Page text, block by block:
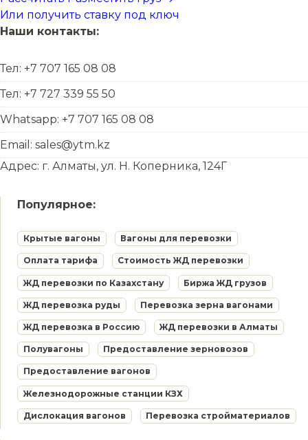
Или получить ставку под ключ
Наши контакты:
Тел: +7 707 165 08 08
Тел: +7 727 339 55 50
Whatsapp: +7 707 165 08 08
Email: sales@ytm.kz
Адрес: г. Алматы, ул. Н. Коперника, 124Г
Популярное:
Крытые вагоны Вагоны для перевозки
Оплата тарифа Стоимость ЖД перевозки
ЖД перевозки по Казахстану Биржа ЖД грузов
ЖД перевозка руды Перевозка зерна вагонами
ЖД перевозка в Россию ЖД перевозки в Алматы
Полувагоны Предоставление зерновозов
Предоставление вагонов
Железнодорожные станции КЗХ
Дислокация вагонов Перевозка стройматериалов